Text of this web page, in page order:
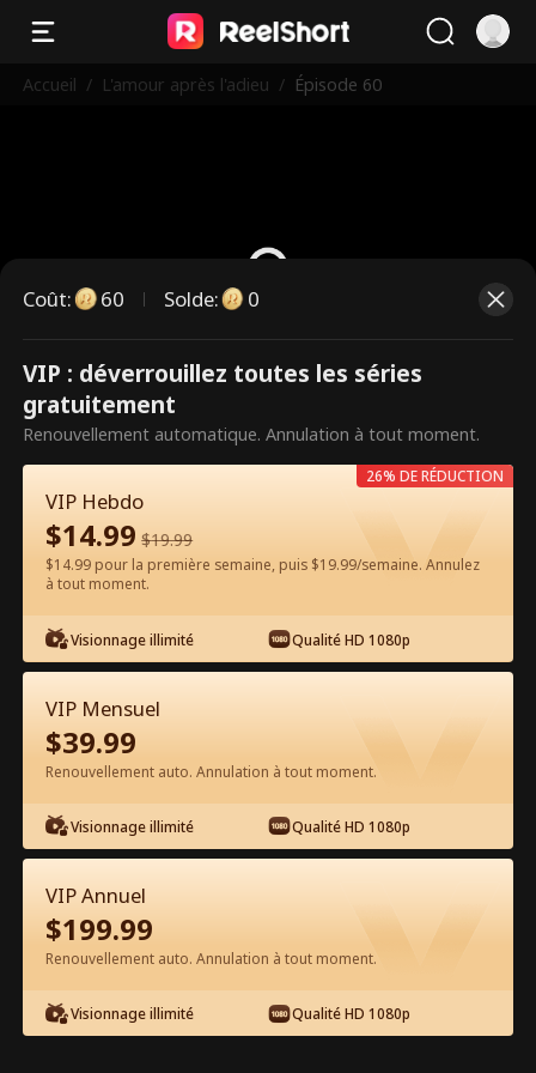
Accueil / L'amour après l'adieu / Épisode 60
Ce sont des épisodes payants.
Débloquez pour regarder.
Regarder gratuitement sur l'App
Épisode 60 - L'amour après l'adieu
Film complet
0-49 50-75 Tous les épisodes
Coût: 60 Solde: 0
VIP : déverrouillez toutes les séries
gratuitement
Renouvellement automatique. Annulation à tout moment.
VIP Hebdo
$14.99 $19.99
$14.99 pour la première semaine, puis $19.99/semaine. Annulez
à tout moment.
Visionnage illimité Qualité HD 1080p
26% DE RÉDUCTION
VIP Mensuel
$39.99
Renouvellement auto. Annulation à tout moment.
Visionnage illimité Qualité HD 1080p
VIP Annuel
$199.99
Renouvellement auto. Annulation à tout moment.
Visionnage illimité Qualité HD 1080p